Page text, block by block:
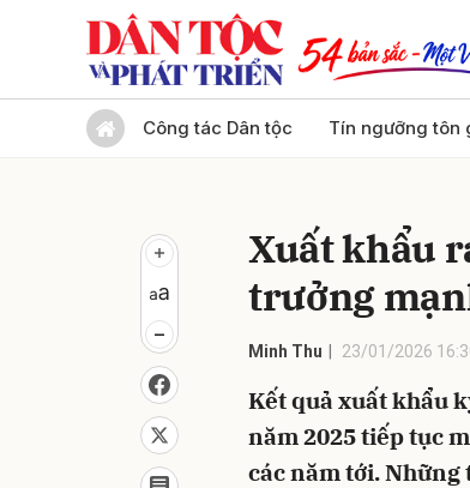
Công tác Dân tộc Tín ngưỡng tôn
Xuất khẩu
trưởng
Minh Thu 23/01/2026
Kết quả xuất khẩu
năm 2025 tiếp tục
các năm tới.